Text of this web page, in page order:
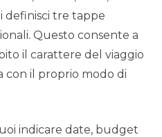
definisci tre tappe
Questo consente a
il carattere del viaggio
con il proprio modo di
indicare date, budget